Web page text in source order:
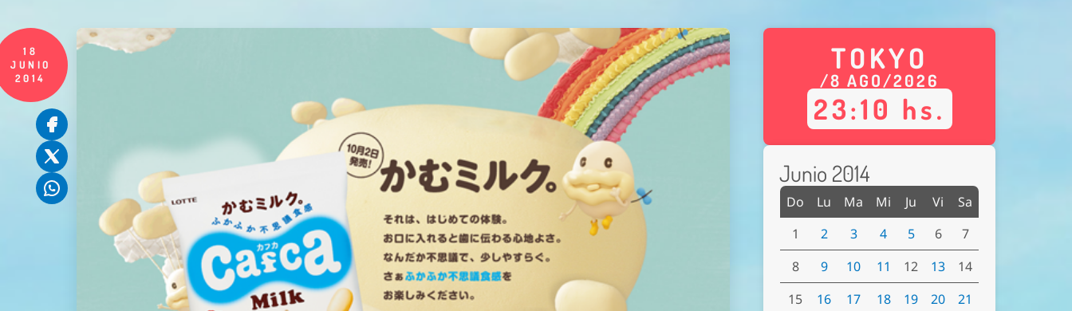
18
JUNIO
2014
TOKYO
/8 AGO/2026
23:10 hs.
Junio 2014
Do Lu Ma Mi Ju Vi
Sa
1
2 3 4 5 6
7
8
9 10 11 12 13
14
15
16 17 18 19 20
21